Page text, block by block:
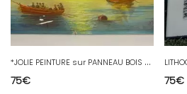
*
JOLIE PEINTURE sur PANNEAU BOIS SCENE MARINE bateaux signé L.PERSIC 1907
75€
75€